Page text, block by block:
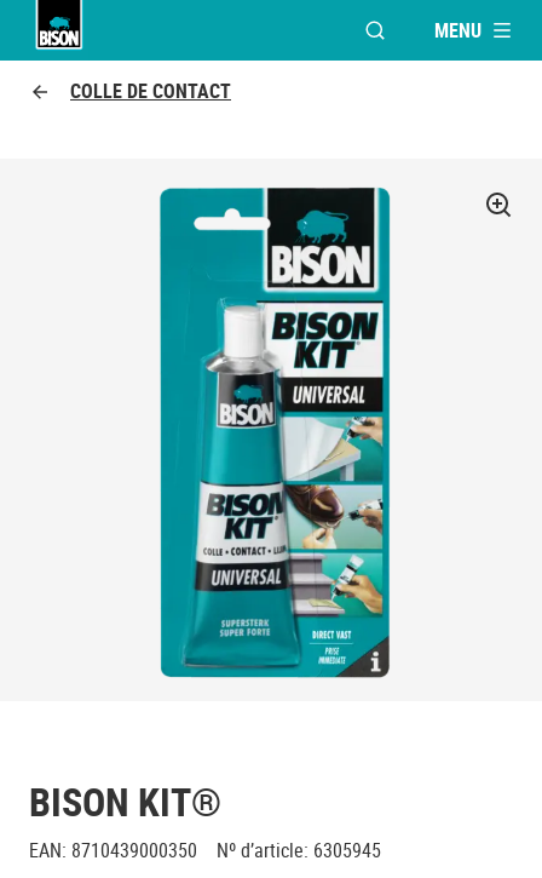
OUVRIR LAMENU
COLLE DE CONTACT
BISON KIT®
EAN: 8710439000350 Nº d’article: 6305945